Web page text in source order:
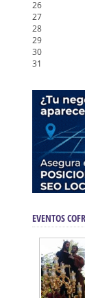
26
27
28
29
30
31
EVENTOS